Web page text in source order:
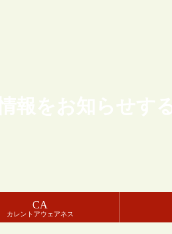
報をお知らせす
CA
カレントアウェアネス